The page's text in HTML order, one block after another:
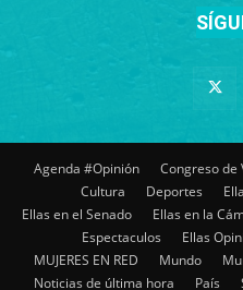
Agenda #Opinión Congreso de
Cultura
Deportes
Ellas en el Senado
Ellas en la
Espectaculos
Ellas
MUJERES EN RED
Mundo
Noticias de última hora
País